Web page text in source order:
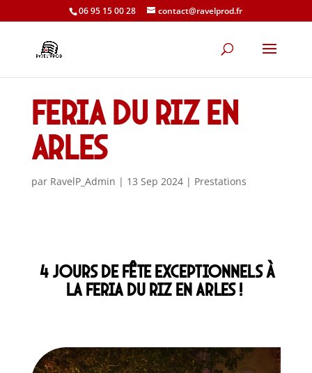
06 95 15 00 28 contact@ravelprod.fr
Feria du riz en
Arles
par RavelP_Admin | 13 Sep 2024| Prestations
4 jours de fête exceptionnels à
la Feria du Riz en Arles !